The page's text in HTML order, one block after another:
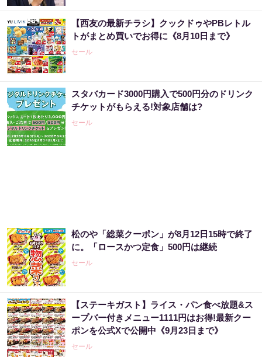
【西友の最新チラシ】クックドゥやPBレトル
トがまとめ買いでお得に《8月10日まで》
セール
スタバカード3000円購入で500円分のドリンク
チケットがもらえる!対象店舗は?
セール
松のや「総菜クーポン」が8月12日15時で終了
に。「ロースかつ定食」500円は継続
セール
【ステーキガスト】ライス・パン食べ放題&ス
ープバー付きメニュー1111円はお得!最新クー
ポンを公式Xで公開中《9月23日まで》
セール